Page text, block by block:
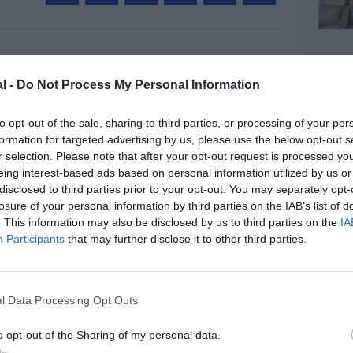
- Do Not Process My Personal Information
opt-out of the sale, sharing to third parties, or processing of your
for targeted advertising by us, please use the below opt-out
selection. Please note that after your opt-out request is processed
interest-based ads based on personal information utilized by us
to third parties prior to your opt-out. You may separately
of your personal information by third parties on the IAB’s list of
This information may also be disclosed by us to third parties on the
Participants that may further disclose it to other third parties.
Data Processing Opt Outs
opt-out of the Sharing of my personal data.
28 décembre 2019 - 17 h 30 min
qui ce dernier compte une 20aine
RÉPONDRE
28 décembre 2019 - 22 h 17 min
d’argent avec les pax business
KLM c’est à cause de la